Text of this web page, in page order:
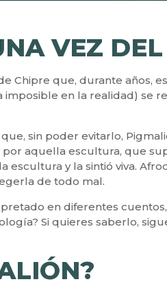
VEZ
Chipre que, durante años,
en la realidad) se
sin poder evitarlo,
aquella escultura, que
escultura y la sintió viva.
de todo mal.
en diferentes
Si quieres saberlo,